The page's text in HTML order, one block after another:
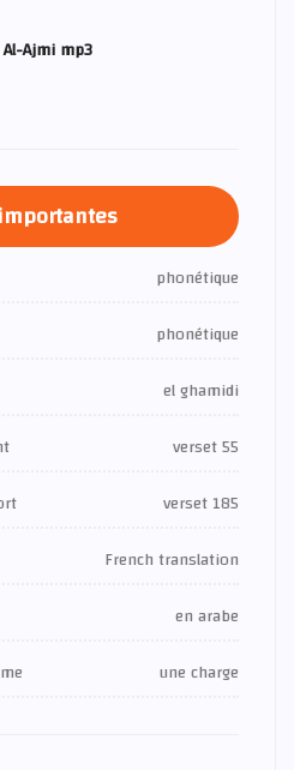
Ajmi mp3
phonétique
phonétique
el ghamidi
verset 55
verset 185
French translation
en arabe
une charge